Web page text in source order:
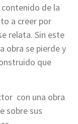
de la
a creer por
relata. Sin este
obra se pierde y
que
con una obra
sobre sus